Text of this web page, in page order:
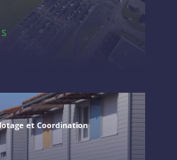
et Coordination